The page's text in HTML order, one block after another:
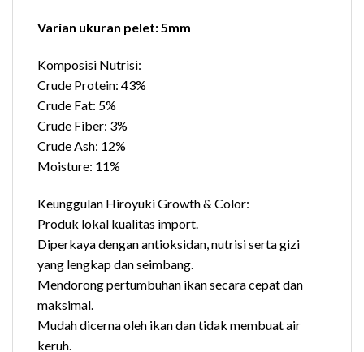
Varian ukuran pelet: 5mm
Komposisi Nutrisi:
Crude Protein: 43%
Crude Fat: 5%
Crude Fiber: 3%
Crude Ash: 12%
Moisture: 11%
Keunggulan Hiroyuki Growth & Color:
Produk lokal kualitas import.
Diperkaya dengan antioksidan, nutrisi serta gizi
yang lengkap dan seimbang.
Mendorong pertumbuhan ikan secara cepat dan
maksimal.
Mudah dicerna oleh ikan dan tidak membuat air
keruh.